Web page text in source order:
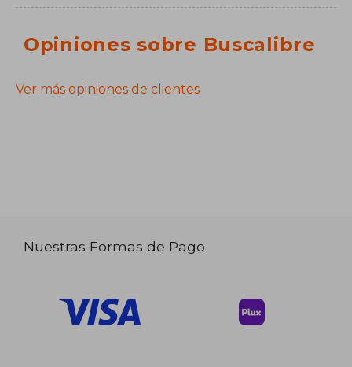
Opiniones sobre Buscalibre
Ver más opiniones de clientes
Nuestras Formas de Pago